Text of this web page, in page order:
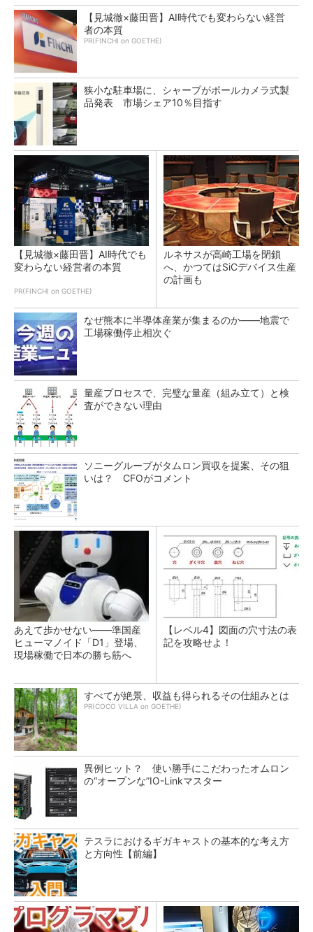
【見城徹×藤田晋】AI時代でも変わらない経営
者の本質
PR(FINCHI on GOETHE)
狭小な駐車場に、シャープがポールカメラ式製
品発表 市場シェア10％目指す
【見城徹×藤田晋】AI時代でも
変わらない経営者の本質
PR(FINCHI on GOETHE)
ルネサスが高崎工場を閉鎖
へ、かつてはSiCデバイス生産
の計画も
なぜ熊本に半導体産業が集まるのか――地震で
工場稼働停止相次ぐ
量産プロセスで、完璧な量産（組み立て）と検
査ができない理由
ソニーグループがタムロン買収を提案、その狙
いは？ CFOがコメント
あえて歩かせない――準国産
ヒューマノイド「D1」登場、
現場稼働で日本の勝ち筋へ
【レベル4】図面の穴寸法の表
記を攻略せよ！
すべてが絶景、収益も得られるその仕組みとは
PR(COCO VILLA on GOETHE)
異例ヒット？ 使い勝手にこだわったオムロン
の“オープンな”IO-Linkマスター
テスラにおけるギガキャストの基本的な考え方
と方向性【前編】